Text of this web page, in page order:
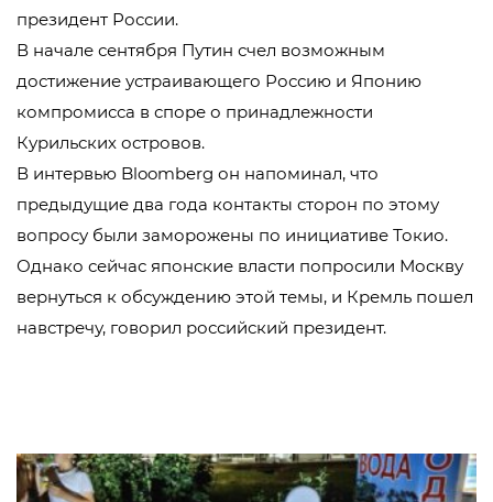
президент России.
В начале сентября Путин счел возможным
достижение устраивающего Россию и Японию
компромисса в споре о принадлежности
Курильских островов.
В интервью Bloomberg он напоминал, что
предыдущие два года контакты сторон по этому
вопросу были заморожены по инициативе Токио.
Однако сейчас японские власти попросили Москву
вернуться к обсуждению этой темы, и Кремль пошел
навстречу, говорил российский президент.